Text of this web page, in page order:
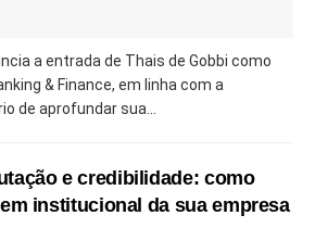
a entrada de Thais de Gobbi como
& Finance, em linha com a
de aprofundar sua...
e credibilidade: como
institucional da sua empresa